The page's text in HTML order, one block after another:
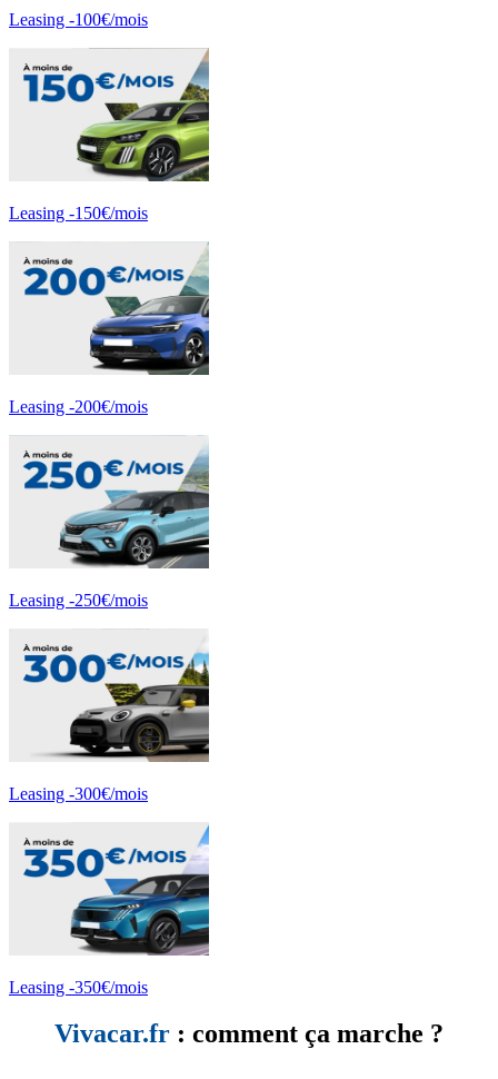
Leasing -100€/mois
Leasing -150€/mois
Leasing -200€/mois
Leasing -250€/mois
Leasing -300€/mois
Leasing -350€/mois
Vivacar.fr : comment ça marche ?